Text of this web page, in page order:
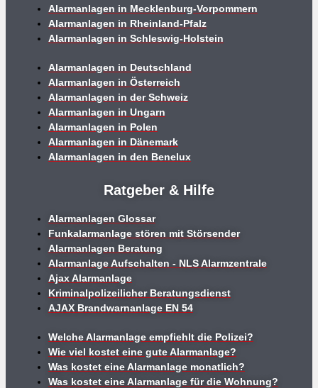
Alarmanlagen in Mecklenburg-Vorpommern
Alarmanlagen in Rheinland-Pfalz
Alarmanlagen in Schleswig-Holstein
Alarmanlagen in Deutschland
Alarmanlagen in Österreich
Alarmanlagen in der Schweiz
Alarmanlagen in Ungarn
Alarmanlagen in Polen
Alarmanlagen in Dänemark
Alarmanlagen in den Benelux
Ratgeber & Hilfe
Alarmanlagen Glossar
Funkalarmanlage stören mit Störsender
Alarmanlagen Beratung
Alarmanlage Aufschalten - NLS Alarmzentrale
Ajax Alarmanlage
Kriminalpolizeilicher Beratungsdienst
AJAX Brandwarnanlage EN 54
Welche Alarmanlage empfiehlt die Polizei?
Wie viel kostet eine gute Alarmanlage?
Was kostet eine Alarmanlage monatlich?
Was kostet eine Alarmanlage für die Wohnung?